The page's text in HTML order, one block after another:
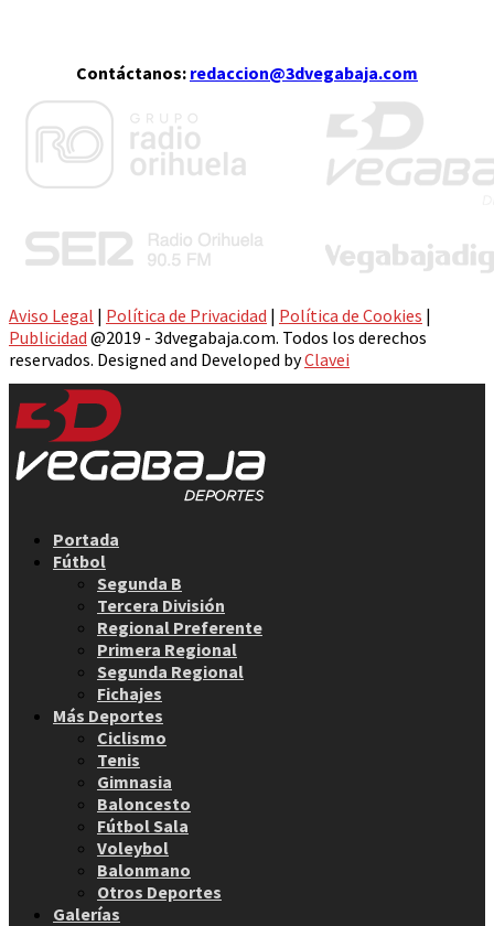
Contáctanos: redaccion@3dvegabaja.com
Aviso Legal | Política de Privacidad | Política de Cookies |
Publicidad @2019 - 3dvegabaja.com. Todos los derechos
reservados. Designed and Developed byClavei
Portada
Fútbol
Segunda B
Tercera División
Regional Preferente
Primera Regional
Segunda Regional
Fichajes
Más Deportes
Ciclismo
Tenis
Gimnasia
Baloncesto
Fútbol Sala
Voleybol
Balonmano
Otros Deportes
Galerías